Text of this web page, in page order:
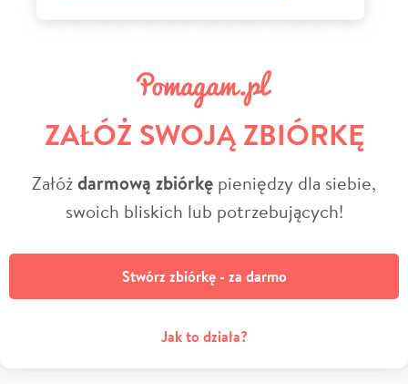
ZAŁÓŻ SWOJĄ ZBIÓRKĘ
Załóżdarmową zbiórkę pieniędzy dla siebie,
swoich bliskich lub potrzebujących!
Stwórz zbiórkę - za darmo
Jak to działa?